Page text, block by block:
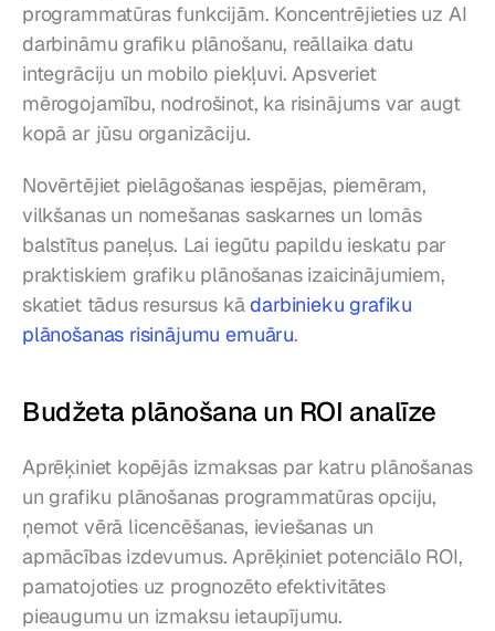
programmatūras funkcijām. Koncentrējieties uz AI
darbināmu grafiku plānošanu, reāllaika datu
integrāciju un mobilo piekļuvi. Apsveriet
mērogojamību, nodrošinot, ka risinājums var augt
kopā ar jūsu organizāciju.
Novērtējiet pielāgošanas iespējas, piemēram,
vilkšanas un nomešanas saskarnes un lomās
balstītus paneļus. Lai iegūtu papildu ieskatu par
praktiskiem grafiku plānošanas izaicinājumiem,
skatiet tādus resursus kā darbinieku grafiku
plānošanas risinājumu emuāru.
Budžeta plānošana un ROI analīze
Aprēķiniet kopējās izmaksas par katru plānošanas
un grafiku plānošanas programmatūras opciju,
ņemot vērā licencēšanas, ieviešanas un
apmācības izdevumus. Aprēķiniet potenciālo ROI,
pamatojoties uz prognozēto efektivitātes
pieaugumu un izmaksu ietaupījumu.